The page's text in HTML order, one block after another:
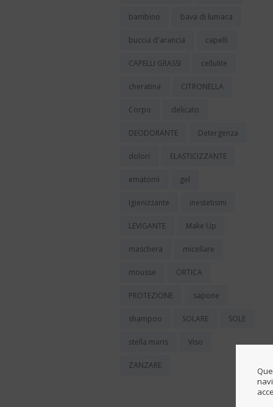
bambino bava di lumaca
buccia d'arancia capelli
CAPELLI GRASSI cellulite
cheratina CITRONELLA
Corpo delicato
DEODORANTE Detergenza
dolori ELASTICIZZANTE
ematomi gel
Igienizzante inestetismi
LEVIGANTE Make Up
maschera micellare
mousse ORTICA
PROTEZIONE sapone
shampoo SOLARE SOLE
stella maris Viso
ZANZARE